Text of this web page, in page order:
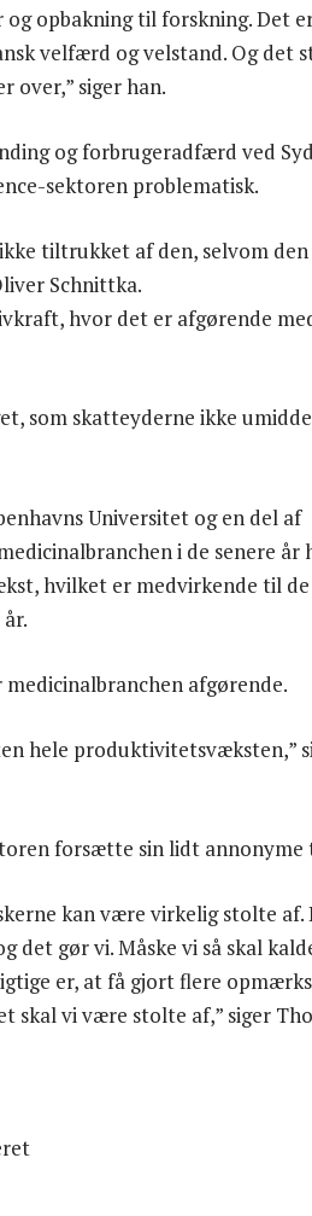
opbakning til forskning. Det
velfærd og velstand. Og det
over,” siger han.
og forbrugeradfærd ved
sektoren problematisk.
tiltrukket af den, selvom
Schnittka.
hvor det er afgørende
som skatteyderne ikke
Universitet og en del af
i de senere
hvilket er medvirkende til de
afgørende.
hele produktivitetsvæksten,”
forsætte sin lidt
kan være virkelig stolte af.
det gør vi. Måske vi så skal
er, at få gjort flere
skal vi være stolte af,” siger